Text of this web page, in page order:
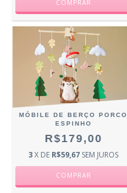
MÓBILE DE BERÇO PORCO
ESPINHO
R$179,00
3X DE R$59,67 SEM JUROS